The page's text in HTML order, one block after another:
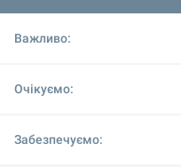
Важливо:
Очікуємо:
Забезпечуємо: